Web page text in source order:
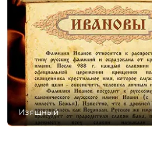
Изящный